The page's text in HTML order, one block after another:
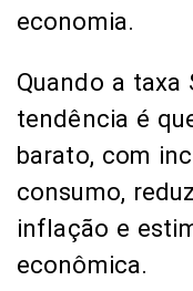
economia.
Quando a taxa
tendência é
barato, com
consumo,
inflação e
econômica.